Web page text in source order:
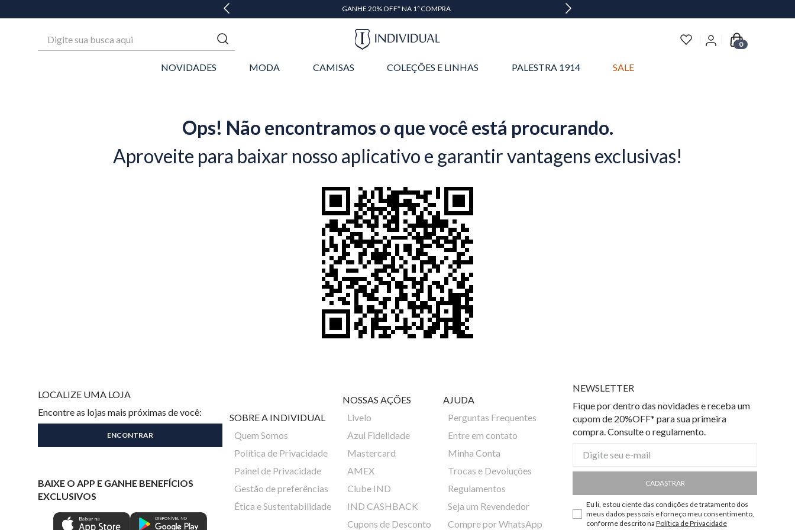
GANHE 20% OFF* NA 1ª COMPRA
0
NOVIDADES MODA CAMISAS COLEÇÕES E LINHAS PALESTRA 1914 SALE
Ops! Não encontramos o que você está procurando.
Aproveite para baixar nosso aplicativo e garantir vantagens exclusivas!
LOCALIZE UMA LOJA
Encontre as lojas mais próximas de você:
BAIXE O APP E GANHE BENEFÍCIOS
EXCLUSIVOS
SOBRE A INDIVIDUAL
Quem Somos
Política de Privacidade
Painel de Privacidade
Gestão de preferências
Ética e Sustentabilidade
NOSSAS AÇÕES
Livelo
Azul Fidelidade
Mastercard
AMEX
Clube IND
IND CASHBACK
Cupons de Desconto
AJUDA
Perguntas Frequentes
Entre em contato
Minha Conta
Trocas e Devoluções
Regulamentos
Seja um Revendedor
Compre por WhatsApp
NEWSLETTER
Fique por dentro das novidades e receba um
cupom de 20%OFF* para sua primeira
compra. Consulte o regulamento.
CADASTRAR
Eu li, estou ciente das condições de tratamento dos
meus dados pessoais e forneço meu consentimento,
conforme descrito na Política de Privacidade